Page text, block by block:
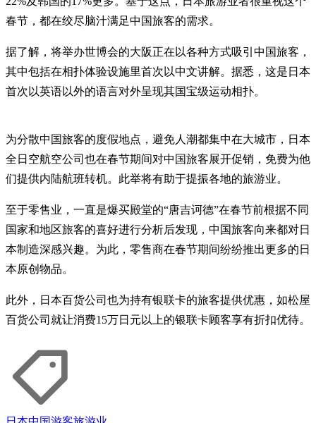
春节，都在绞尽脑汁满足中国旅客的需求。
据了解，将举办世博会的大阪正在以各种方式吸引中国旅客，
其中包括在相扑体验设施里首次以中文讲解。据悉，这是日本
首次以英语以外的语言对外呈现其国宝级运动相扑。
为分散中国旅客的度假地点，避免人潮都集中在大城市，日本
全日空航空公司也在春节期间对中国旅客展开促销，免费为他
们提供内陆航班转机。此举将有助于提振各地的旅游业。
至于零售业，一直是爆买殿堂的“唐吉诃德”在春节前根据不同
国家和地区旅客的喜好进行分析后发现，中国旅客向来都对日
本制造深感兴趣。为此，零售商在春节期间纷纷推出更多的日
本原创物品。
此外，日本百货公司也为持有银联卡的旅客提供优惠，如松屋
百货公司就让消费15万日元以上的银联卡顾客享有折扣优待。